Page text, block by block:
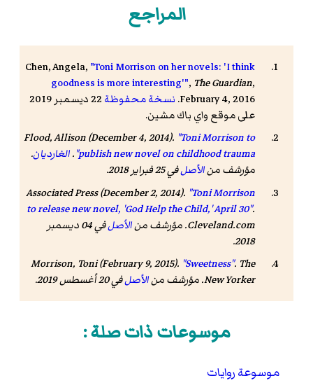
المراجع
Chen, Angela, "Toni Morrison on her novels: 'I think
goodness is more interesting'", The Guardian,
February 4, 2016. نسخة محفوظة
22 ديسمبر 2019
على موقع واي باك مشين.
Flood, Allison (December 4, 2014). "Toni Morrison to
publish new novel on childhood trauma"
.الغارديان.
مؤرشف منالأصلفي 25 فبراير 2018
.
Associated Press (December 2, 2014). "Toni Morrison
to release new novel, 'God Help the Child,' April 30".
Cleveland.com. مؤرشف منالأصل
في 04 ديسمبر
2018
.
Morrison, Toni (February 9, 2015). "Sweetness". The
New Yorker. مؤرشف منالأصلفي 20 أغسطس 2019 .
موسوعات ذات صلة :
موسوعة روايات